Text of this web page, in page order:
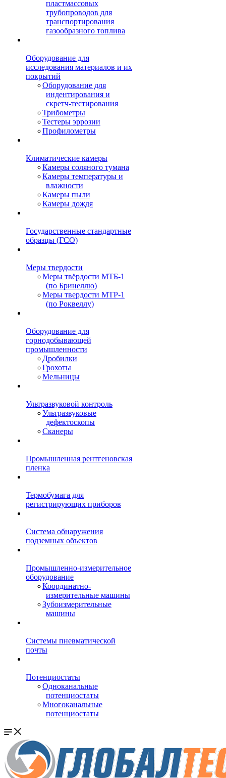
пластмассовых
трубопроводов для
транспортирования
газообразного топлива
Оборудование для
исследования материалов и их
покрытий
Оборудование для
индентирования и
скретч-тестирования
Трибометры
Тестеры эррозии
Профилометры
Климатические камеры
Камеры соляного тумана
Камеры температуры и
влажности
Камеры пыли
Камеры дождя
Государственные стандартные
образцы (ГСО)
Меры твердости
Меры твёрдости МТБ-1
(по Бринеллю)
Меры твердости МТР-1
(по Роквеллу)
Оборудование для
горнодобывающей
промышленности
Дробилки
Грохоты
Мельницы
Ультразвуковой контроль
Ультразвуковые
дефектоскопы
Сканеры
Промышленная рентгеновская
пленка
Термобумага для
регистрирующих приборов
Система обнаружения
подземных объектов
Промышленно-измерительное
оборудование
Координатно-
измерительные машины
Зубоизмерительные
машины
Системы пневматической
почты
Потенциостаты
Одноканальные
потенциостаты
Многоканальные
потенциостаты